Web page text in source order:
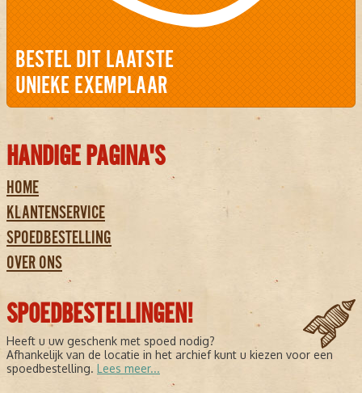
BESTEL DIT LAATSTE
UNIEKE EXEMPLAAR
HANDIGE PAGINA'S
HOME
KLANTENSERVICE
SPOEDBESTELLING
OVER ONS
SPOEDBESTELLINGEN!
Heeft u uw geschenk met spoed nodig?
Afhankelijk van de locatie in het archief kunt u kiezen voor een
spoedbestelling. Lees meer...